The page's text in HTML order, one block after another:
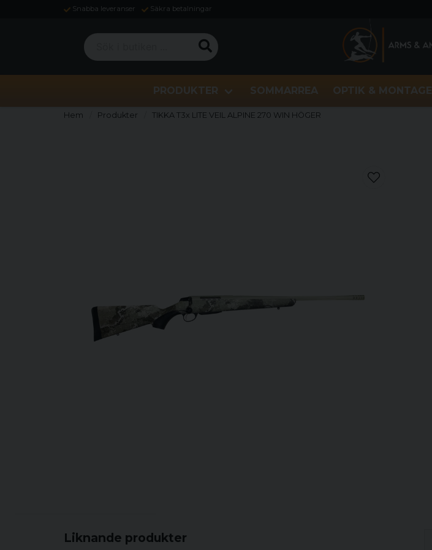
Snabba leveranser Säkra betalningar
Sök i butiken ...
PRODUKTER SOMMARREA OPTIK & MONTAGE
Hem Produkter TIKKA T3x LITE VEIL ALPINE 270 WIN HÖGER
Liknande produkter